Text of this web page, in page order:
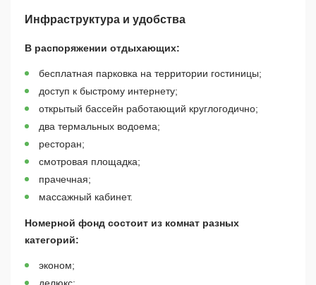
Инфраструктура и удобства
В распоряжении отдыхающих:
бесплатная парковка на территории гостиницы;
доступ к быстрому интернету;
открытый бассейн работающий круглогодично;
два термальных водоема;
ресторан;
смотровая площадка;
прачечная;
массажный кабинет.
Номерной фонд состоит из комнат разных
категорий:
эконом;